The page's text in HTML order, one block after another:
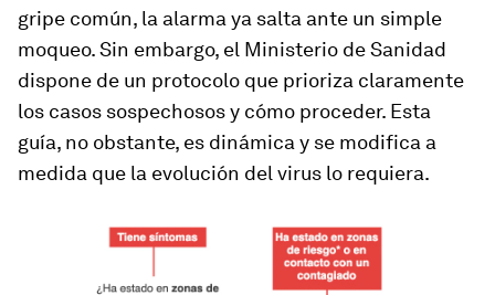
gripe común, la alarma ya salta ante un simple
moqueo. Sin embargo, el Ministerio de Sanidad
dispone de un protocolo que prioriza claramente
los casos sospechosos y cómo proceder. Esta
guía, no obstante, es dinámica y se modifica a
medida que la evolución del virus lo requiera.